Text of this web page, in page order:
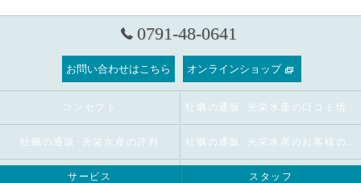
0791-48-0641
お問い合わせはこちら オンラインショップ
コンセプト
牡蠣の通販･光栄水産の評判
サービス スタッフ